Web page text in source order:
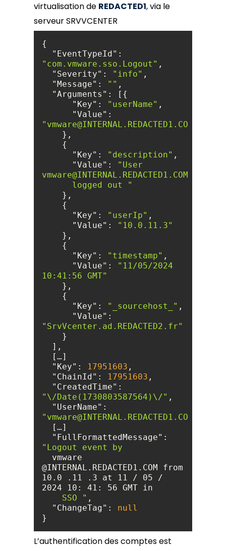
virtualisation de REDACTED1, via le
serveur SRVVCENTER
"EventTypeId"
"com.vmware.sso.Logout"
"Severity" : "info"
"Message" : ""
"Arguments"
"Key" : "userName"
"Value"
"vmware@INTERNAL.REDACTED1.COM"
"Key" : "description"
"Value" : "User
      logged out "
"Key" : "userIp"
"Value" : "10.0.11.3"
"Key" : "timestamp"
"Value" : "11/05/2024
10:41:56 GMT"
"Key" : "_sourcehost_"
"Value"
"SrvVcenter.ad.REDACTED2.fr"
"Key" : 17951603
"ChainId" : 17951603
"CreatedTime"
"\/Date(1730803587564)\/"
"UserName"
"vmware@INTERNAL.REDACTED1.COM"
"FullFormattedMessage"
@INTERNAL.REDACTED1.COM from
10.0 .11 .3 at 11 / 05 /
    SSO "
"ChangeTag" : null
}
L’authentification des comptes est